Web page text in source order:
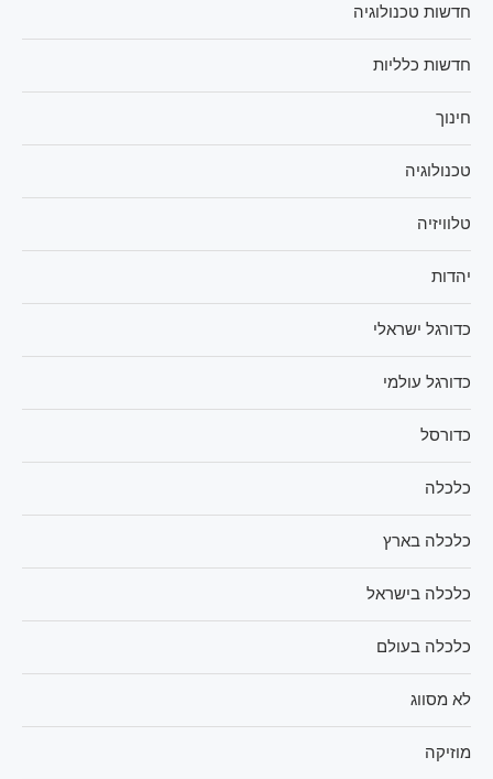
חדשות טכנולוגיה
חדשות כלליות
חינוך
טכנולוגיה
טלוויזיה
יהדות
כדורגל ישראלי
כדורגל עולמי
כדורסל
כלכלה
כלכלה בארץ
כלכלה בישראל
כלכלה בעולם
לא מסווג
מוזיקה